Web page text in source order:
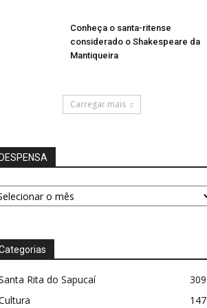
Conheça o santa-ritense
considerado o Shakespeare da
Mantiqueira
Carregar mais
Rita do Sapucaí
309
147